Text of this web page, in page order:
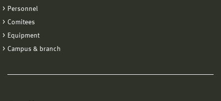
Personnel
Comitees
Equipment
Campus & branch